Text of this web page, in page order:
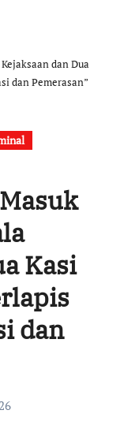
dan Dua
dan Pemerasan”
Kasi
dan